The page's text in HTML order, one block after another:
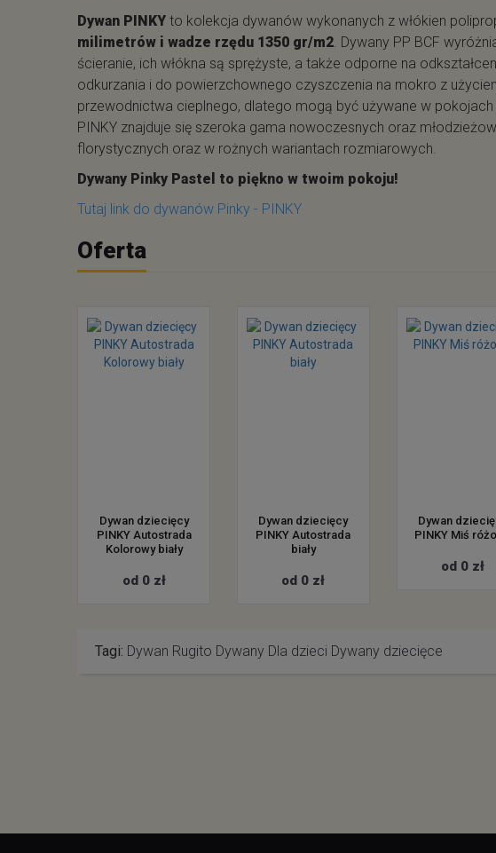
Dywan PINKY to kolekcja dywanów wykonanych z włókien
milimetrów i wadze rzędu 1350 gr/m2. Dywany PP BCF
ścieranie, ich włókna są sprężyste, a także odporne na
odkurzania i do powierzchownego czyszczenia na mokro z
przewodnictwa cieplnego, dlatego mogą być używane w
PINKY znajduje się szeroka gama nowoczesnych oraz
florystycznych oraz w rożnych wariantach rozmiarowych.
Dywany Pinky Pastel to piękno w twoim pokoju!
Tutaj link do dywanów Pinky - PINKY
Oferta
Dywan dziecięcy
PINKY Autostrada
Kolorowy biały
od 0 zł
Dywan dziecięcy
PINKY Autostrada
biały
od 0 zł
Dywan
PINKY Miś
od 0 zł
Tagi: Dywan Rugito Dywany Dla dzieci Dywany dziecięce